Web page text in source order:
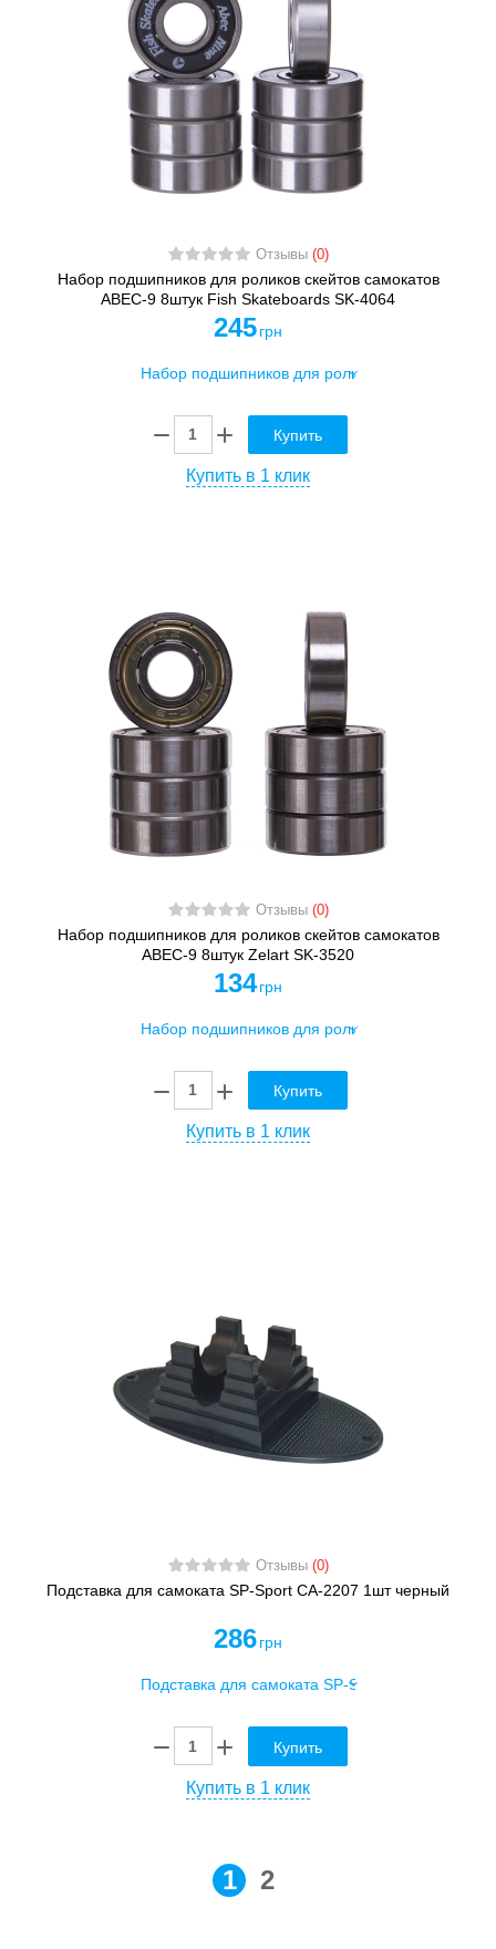
Отзывы (0)
Набор подшипников для роликов скейтов самокатов
АВЕС-9 8штук Fish Skateboards SK-4064
245 грн
Купить
Купить в 1 клик
Отзывы (0)
Набор подшипников для роликов скейтов самокатов
АВЕС-9 8штук Zelart SK-3520
134 грн
Купить
Купить в 1 клик
Отзывы (0)
Подставка для самоката SP-Sport CA-2207 1шт черный
286 грн
Купить
Купить в 1 клик
1 2